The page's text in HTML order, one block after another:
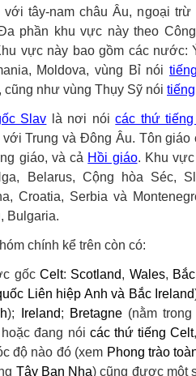
tây-nam châu Âu, ngoại trừ
phần khu vực này theo
vực này bao gồm các nước:
Moldova, vùng Bỉ nói
cũng như vùng Thụy Sỹ nói
Slav là nơi nóicác thứ
Trung và Đông Âu. Tôn
giáo, và cả Hồi giáo. Khu
Belarus, Cộng hòa Séc,
Croatia, Serbia và
Bulgaria.
chính kể trên còn có:
gốc Celt: Scotland, Wales,
Liên hiệp Anh và Bắc Ireland
); Ireland; Bretagne(nằm
đang nói các thứ tiếng Celt
độ nào đó (xem Phong trào
Tây Ban Nha) cũng được một